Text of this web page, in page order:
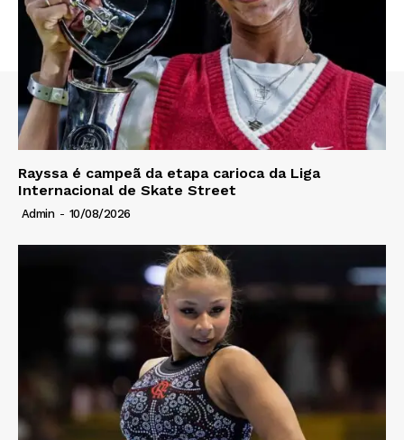
Rayssa é campeã da etapa carioca da Liga
Internacional de Skate Street
Admin - 10/08/2026